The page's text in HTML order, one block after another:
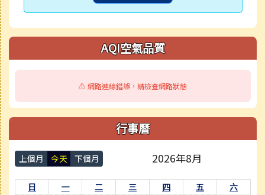
AQI空氣品質
⚠️ 網路連線錯誤，請檢查網路狀態
行事曆
上個月 今天 下個月 2026年8月
日 一 二 三 四 五
六